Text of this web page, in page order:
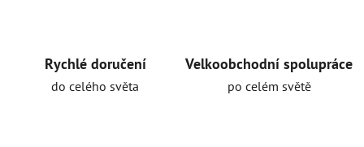
Rychlé doručení
do celého světa
Velkoobchodní spolupráce
po celém světě